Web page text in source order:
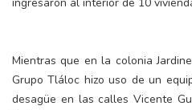
Mientras que en la colonia
Grupo Tláloc hizo uso de un
desagüe en las calles Vicente